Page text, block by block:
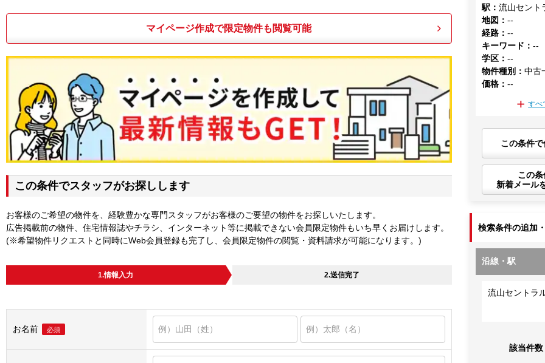
マイページ作成で限定物件も閲覧可能
この条件でスタッフがお探しします
お客様のご希望の物件を、経験豊かな専門スタッフがお客様のご要望の物件をお探しいたします。
広告掲載前の物件、住宅情報誌やチラシ、インターネット等に掲載できない会員限定物件もいち早くお届けします。
(※希望物件リクエストと同時にWeb会員登録も完了し、会員限定物件の閲覧・資料請求が可能になります。)
1.情報入力 2.送信完了
お名前 必須
駅 ：流山セント
地図 ：--
経路 ：--
キーワード ：--
学区 ：--
物件種別 ：中古
価格 ：--
すべ
この条件
この
新着メール
検索条件の追加
沿線・駅
流山セントラ
該当件数